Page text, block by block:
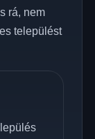
rá, nem
települést